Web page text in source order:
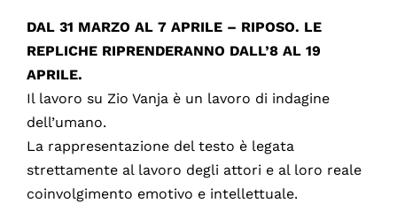
DAL 31 MARZO AL 7 APRILE – RIPOSO. LE
REPLICHE RIPRENDERANNO DALL’8 AL 19
APRILE.
Il lavoro su Zio Vanja è un lavoro di indagine
dell’umano.
La rappresentazione del testo è legata
strettamente al lavoro degli attori e al loro reale
coinvolgimento emotivo e intellettuale.